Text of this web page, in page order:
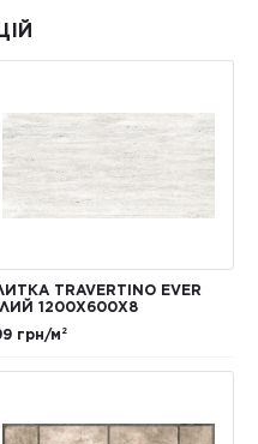
TRAVERTINO EVER
1200Х600Х8
грн/м²